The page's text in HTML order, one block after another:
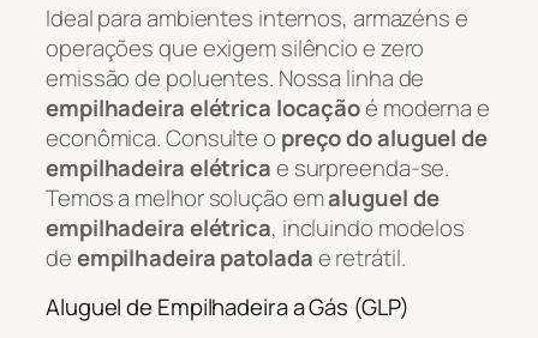
Ideal para ambientes internos, armazéns e
operações que exigem silêncio e zero
emissão de poluentes. Nossa linha de
empilhadeira elétrica locaçãoé moderna e
econômica. Consulte o preço do aluguel de
empilhadeira elétricae surpreenda-se.
Temos a melhor solução emaluguel de
empilhadeira elétrica, incluindo modelos
deempilhadeira patoladae retrátil.
Aluguel de Empilhadeira a Gás (GLP)